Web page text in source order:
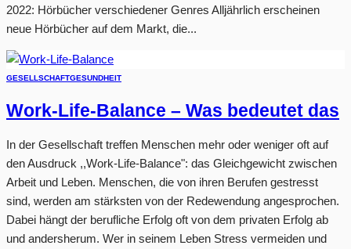
2022: Hörbücher verschiedener Genres Alljährlich erscheinen
neue Hörbücher auf dem Markt, die...
GESELLSCHAFTGESUNDHEIT
Work-Life-Balance – Was bedeutet das
In der Gesellschaft treffen Menschen mehr oder weniger oft auf
den Ausdruck ,,Work-Life-Balance": das Gleichgewicht zwischen
Arbeit und Leben. Menschen, die von ihren Berufen gestresst
sind, werden am stärksten von der Redewendung angesprochen.
Dabei hängt der berufliche Erfolg oft von dem privaten Erfolg ab
und andersherum. Wer in seinem Leben Stress vermeiden und